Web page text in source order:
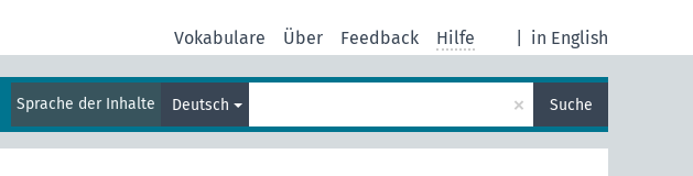
in English
Vokabulare Über Feedback Hilfe
Sprache der Inhalte Deutsch × Suche